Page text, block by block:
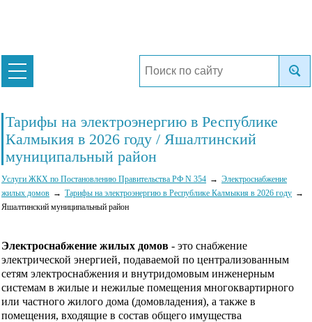
Тарифы на электроэнергию в Республике
Калмыкия в 2026 году / Яшалтинский
муниципальный район
Услуги ЖКХ по Постановлению Правительства РФ N 354
Электроснабжение
жилых домов
Тарифы на электроэнергию в Республике Калмыкия в 2026 году
Яшалтинский муниципальный район
Электроснабжение жилых домов - это снабжение
электрической энергией, подаваемой по централизованным
сетям электроснабжения и внутридомовым инженерным
системам в жилые и нежилые помещения многоквартирного
или частного жилого дома (домовладения), а также в
помещения, входящие в состав общего имущества